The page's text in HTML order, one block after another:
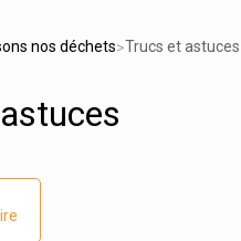
nos déchets>Trucs et astuces